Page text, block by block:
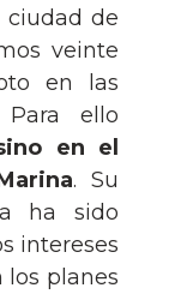
ciudad de
veinte
en las
Para ello
en el
. Su
ha sido
intereses
los planes